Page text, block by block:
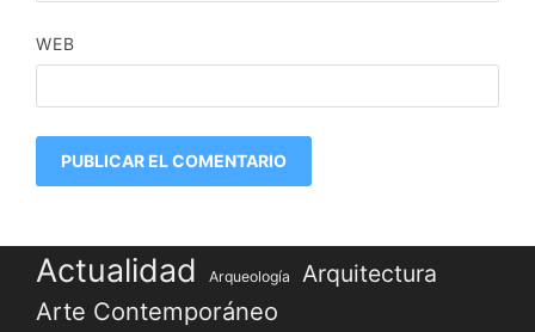
WEB
Actualidad Arqueología Arquitectura
Arte Contemporáneo